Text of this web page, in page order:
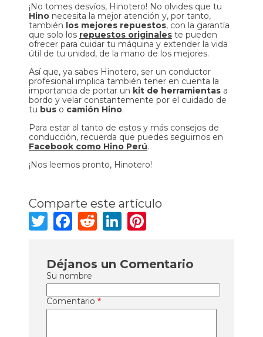
¡No tomes desvíos, Hinotero! No olvides que tu
Hino necesita la mejor atención y, por tanto,
también los mejores repuestos, con la garantía
que solo los repuestos originales te pueden
ofrecer para cuidar tu máquina y extender la vida
útil de tu unidad, de la mano de los mejores.
Así que, ya sabes Hinotero, ser un conductor
profesional implica también tener en cuenta la
importancia de portar un kit de herramientas a
bordo y velar constantemente por el cuidado de
tu bus o camión Hino.
Para estar al tanto de estos y más consejos de
conducción, recuerda que puedes seguirnos en
Facebook como Hino Perú.
¡Nos leemos pronto, Hinotero!
Comparte este artículo
Twitter
Facebook
RedditLinkedIn
Déjanos un Comentario
Su nombre
Comentario